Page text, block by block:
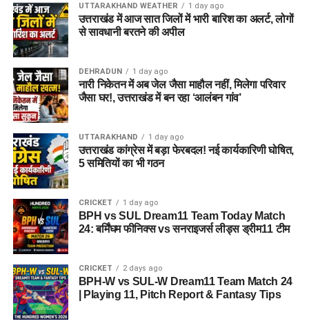
आलंबन गांव विकसित करने के लिए करीब 5 एकड़ जमीन की आवश्यकता
बताई गई है। विभाग की पहली प्राथमिकता देहरादून जिले या उसके
आसपास जमीन तलाशने की थी, लेकिन फिलहाल उपयुक्त जमीन उपलब्ध
नहीं हो पाई है। अब विभाग की ओर से हरिद्वार और आसपास के क्षेत्रों में
जमीन की तलाश की जा रही है। अधिकारियों को उम्मीद है कि हरिद्वार में
इसके लिए उपयुक्त जमीन मिल सकती है।
इसके अलावा उत्तरकाशी जिले के चिन्यालीसौड़ में भी एक जमीन को लेकर
संभावनाएं देखी जा रही हैं। विभाग यह जांच कर रहा है कि वहां की जमीन
और परिस्थितियां आलंबन गांव के निर्माण के लिए उपयुक्त हैं या नहीं।
महिलाओं और बच्चों को मिलेगा नया जीवन
आलंबन गांव की यह योजना सिर्फ एक नया भवन या परिसर तैयार करने की
कवायद नहीं है, बल्कि नारी निकेतन में रहने वाली महिलाओं और बच्चों के
प्रति सोच में बदलाव की कोशिश भी है।
अगर यह योजना धरातल पर उतरती है तो संस्थागत जीवन की जगह उन्हें
परिवार जैसा माहौल, बेहतर स्वतंत्रता और सामाजिक वातावरण मिल
सकेगा। इससे बच्चों और महिलाओं के मानसिक और सामाजिक विकास में
UTTARAKHAND WEATHER 1 day ago
उत्तराखंड में आज सात जिलों में भारी बारिश का अलर्ट, लोगों
से सावधानी बरतने की अपील
DEHRADUN 1 day ago
नारी निकेतन में अब जेल जैसा माहौल नहीं, मिलेगा परिवार
जैसा घर!, उत्तराखंड में बन रहा ‘आलंबन गांव’
UTTARAKHAND 1 day ago
उत्तराखंड कांग्रेस में बड़ा फेरबदल! नई कार्यकारिणी घोषित,
5 समितियों का भी गठन
CRICKET 1 day ago
BPH vs SUL Dream11 Team Today Match
24: बर्मिंघम फीनिक्स vs सनराइजर्स लीड्स ड्रीम11 टीम
CRICKET 2 days ago
BPH-W vs SUL-W Dream11 Team Match 24
| Playing 11, Pitch Report & Fantasy Tips